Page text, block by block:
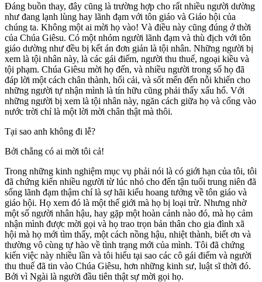
Đáng buồn thay, đây cũng là trường hợp cho rất nhiều người dường
như đang lạnh lùng hay lãnh đạm với tôn giáo và Giáo hội của
chúng ta. Không một ai mời họ vào! Và điều này cũng đúng ở thời
của Chúa Giêsu. Có một nhóm người lãnh đạm và thù địch với tôn
giáo dường như đều bị kết án đơn giản là tội nhân. Những người bị
xem là tội nhân này, là các gái điếm, người thu thuế, ngoại kiều và
tội phạm. Chúa Giêsu mời họ đến, và nhiều người trong số họ đã
đáp lời một cách chân thành, hối cải, và sốt mến đến nỗi khiến cho
những người tự nhận mình là tín hữu cũng phải thấy xấu hổ. Với
những người bị xem là tội nhân này, ngăn cách giữa họ và cổng vào
nước trời chỉ là một lời mời chân thật mà thôi.
Tại sao anh không đi lễ?
Bởi chẳng có ai mời tôi cả!
Trong những kinh nghiệm mục vụ phải nói là có giới hạn của tôi, tôi
đã chứng kiến nhiều người từ lúc nhỏ cho đến tận tuổi trung niên đã
sống lãnh đạm thậm chí là sợ hãi kiểu hoang tưởng về tôn giáo và
giáo hội. Họ xem đó là một thế giới mà họ bị loại trừ. Nhưng nhờ
một số người nhân hậu, hay gặp một hoàn cảnh nào đó, mà họ cảm
nhận mình được mời gọi và họ trao trọn bản thân cho gia đình xã
hội mà họ mới tìm thấy, một cách nồng hậu, nhiệt thành, biết ơn và
thường vô cùng tự hào về tình trạng mới của mình. Tôi đã chứng
kiến việc này nhiều lần và tôi hiểu tại sao các cô gái điếm và người
thu thuế đã tin vào Chúa Giêsu, hơn những kinh sư, luật sĩ thời đó.
Bởi vì Ngài là người đầu tiên thật sự mời gọi họ.